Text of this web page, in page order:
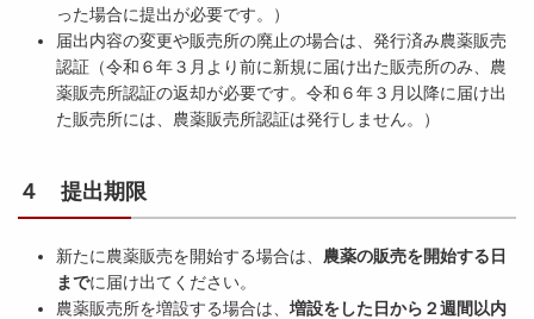
った場合に提出が必要です。）
届出内容の変更や販売所の廃止の場合は、発行済み農薬販売
認証（令和６年３月より前に新規に届け出た販売所のみ、農
薬販売所認証の返却が必要です。令和６年３月以降に届け出
た販売所には、農薬販売所認証は発行しません。）
４ 提出期限
新たに農薬販売を開始する場合は、 農薬の販売を開始する日
までに届け出てください。
農薬販売所を増設する場合は、 増設をした日から２週間以内